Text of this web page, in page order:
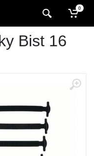
0
Bist 16